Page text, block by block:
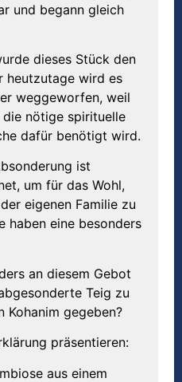
und begann gleich
dieses Stück den
heutzutage wird es
weggeworfen, weil
nötige spirituelle
dafür benötigt wird.
ist
um für das Wohl,
eigenen Familie zu
haben eine besonders
an diesem Gebot
Teig zu
Kohanim gegeben?
präsentieren:
aus einem